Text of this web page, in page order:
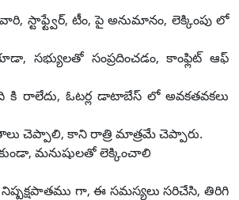
వారి, స్టాఫ్ట్వేర్, టీం, పై అనుమానం, లెక్కింపు లో
సభ్యులతో సంప్రదించడం, కాంఫ్లిట్ ఆఫ్
కి రాలేదు, ఓటర్ల డాటాబేస్ లో అవకతవకలు
చెప్పాలి, కాని రాత్రి మాత్రమే చెప్పారు.
మనుషులతో లెక్కించాలి
నిష్పక్షపాతము గా, ఈ సమస్యలు సరిచేసి, తిరిగి